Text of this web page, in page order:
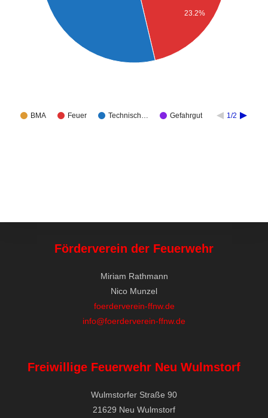
BMA Feuer Technisch… Gefahrgut 1/2
23.2%
Förderverein der Feuerwehr
Miriam Rathmann
Nico Munzel
foerderverein-ffnw.de
info@foerderverein-ffnw.de
Freiwillige Feuerwehr Neu Wulmstorf
Wulmstorfer Straße 90
21629 Neu Wulmstorf